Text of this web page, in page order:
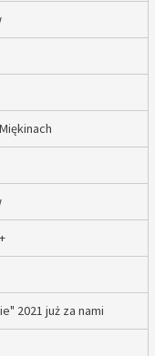
2021 już za nami